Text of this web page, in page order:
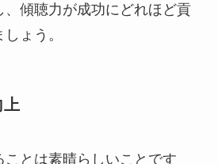
、傾聴力が成功にどれほど貢
ょう。
上
とは素晴らしいことです